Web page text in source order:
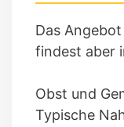
Das
findest aber
Obst und
Typische